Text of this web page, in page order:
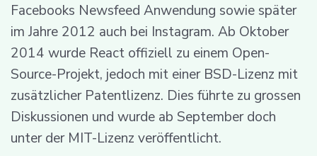
Facebooks Newsfeed Anwendung sowie später
im Jahre 2012 auch bei Instagram. Ab Oktober
2014 wurde React offiziell zu einem Open-
Source-Projekt, jedoch mit einer BSD-Lizenz mit
zusätzlicher Patentlizenz. Dies führte zu grossen
Diskussionen und wurde ab September doch
unter der MIT-Lizenz veröffentlicht.